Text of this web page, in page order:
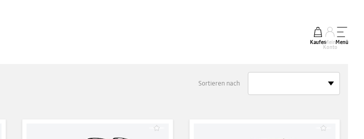
KaufenMein
Konto
Menü
Sortieren nach